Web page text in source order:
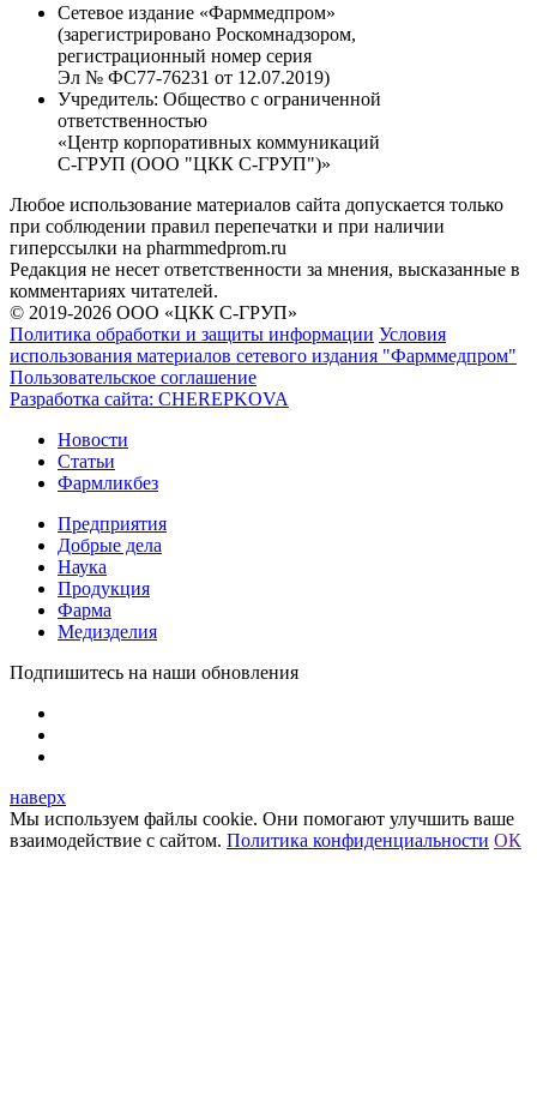
Сетевое издание «Фарммедпром»
(зарегистрировано Роскомнадзором,
регистрационный номер серия
Эл № ФС77-76231 от 12.07.2019)
Учредитель: Общество с ограниченной
ответственностью
«Центр корпоративных коммуникаций
С-ГРУП (ООО "ЦКК С-ГРУП")»
Любое использование материалов сайта допускается только
при соблюдении правил перепечатки и при наличии
гиперссылки на pharmmedprom.ru
Редакция не несет ответственности за мнения, высказанные в
комментариях читателей.
© 2019-2026 ООО «ЦКК С-ГРУП»
Политика обработки и защиты информации Условия
использования материалов сетевого издания "Фарммедпром"
Пользовательское соглашение
Разработка сайта: CHEREPKOVA
Новости
Статьи
Фармликбез
Предприятия
Добрые дела
Наука
Продукция
Фарма
Медизделия
Подпишитесь на наши обновления
наверх
Мы используем файлы cookie. Они помогают улучшить ваше
взаимодействие с сайтом. Политика конфиденциальности ОК